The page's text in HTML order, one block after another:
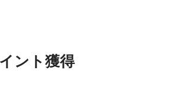
ント獲得